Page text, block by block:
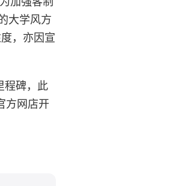
大学风方
，亦因宣
程碑，此
方网店开